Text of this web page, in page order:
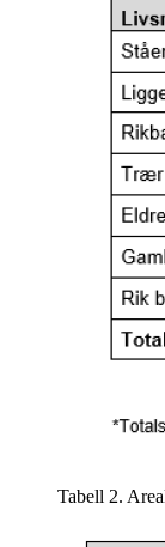
Tabell 2.